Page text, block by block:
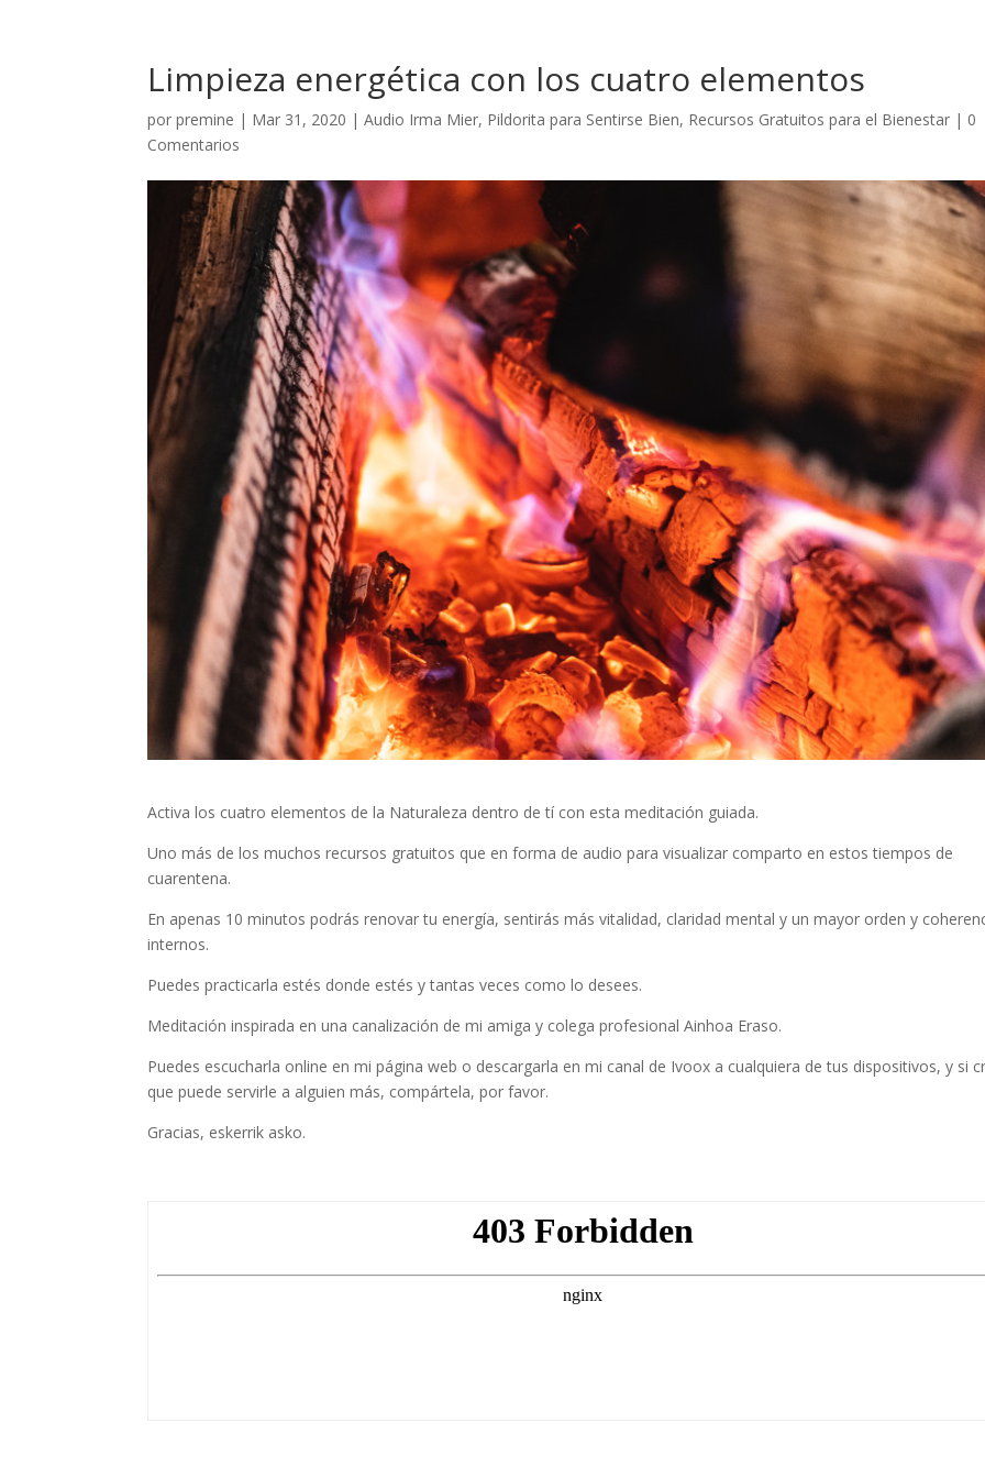
Limpieza energética con los cuatro elementos
porpremine | Mar 31, 2020 |Audio Irma Mier, Pildorita para Sentirse Bien, Recursos Gratuitos para el Bienestar | 0
Comentarios
Activa los cuatro elementos de la Naturaleza dentro de tí con esta meditación guiada.
Uno más de los muchos recursos gratuitos que en forma de audio para visualizar comparto en estos tiempos de
cuarentena.
En apenas 10 minutos podrás renovar tu energía, sentirás más vitalidad, claridad mental y un mayor orden y
internos.
Puedes practicarla estés donde estés y tantas veces como lo desees.
Meditación inspirada en una canalización de mi amiga y colega profesional Ainhoa Eraso.
Puedes escucharla online en mi página web o descargarla en mi canal de Ivoox a cualquiera de tus dispositivos, y si
que puede servirle a alguien más, compártela, por favor.
Gracias, eskerrik asko.